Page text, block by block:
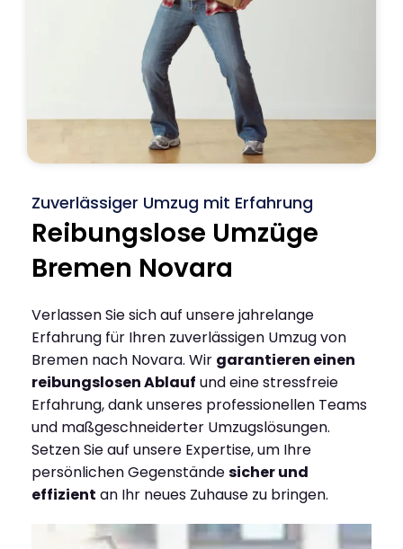
Zuverlässiger Umzug mit Erfahrung
Reibungslose Umzüge
Bremen Novara
Verlassen Sie sich auf unsere jahrelange
Erfahrung für Ihren zuverlässigen Umzug von
Bremen nach Novara. Wir garantieren einen
reibungslosen Ablauf und eine stressfreie
Erfahrung, dank unseres professionellen Teams
und maßgeschneiderter Umzugslösungen.
Setzen Sie auf unsere Expertise, um Ihre
persönlichen Gegenständesicher und
effizient an Ihr neues Zuhause zu bringen.